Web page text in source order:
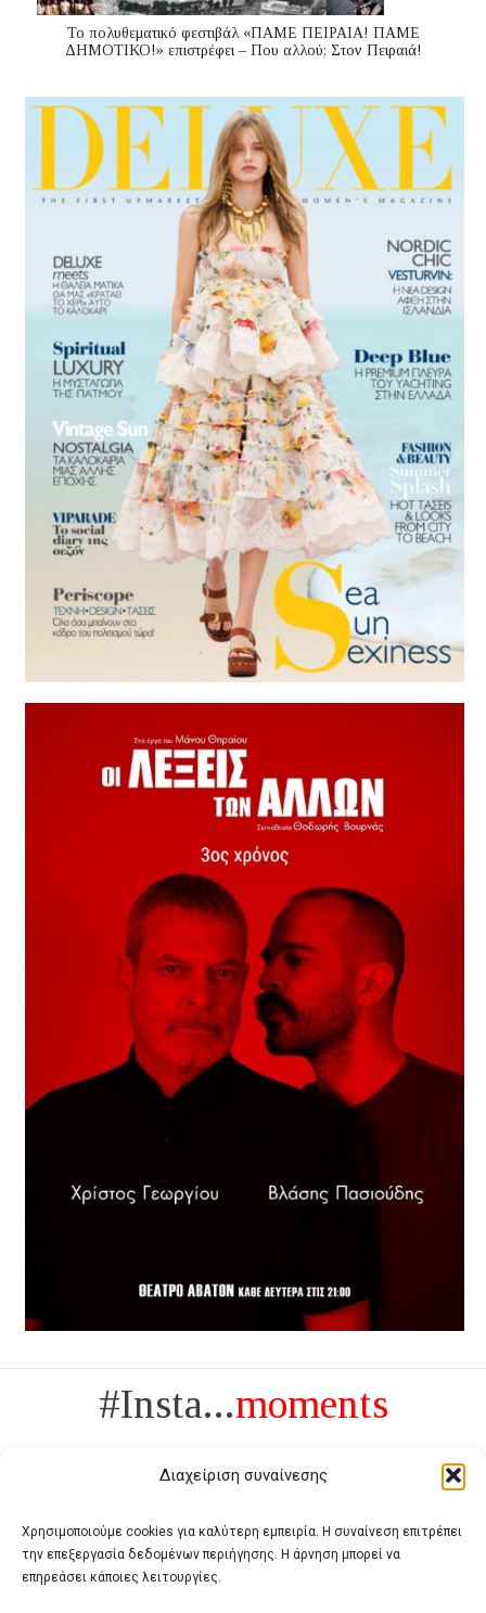
Διαχείριση συναίνεσης
Χρησιμοποιούμε cookies για καλύτερη εμπειρία. Η συναίνεση επιτρέπει
την επεξεργασία δεδομένων περιήγησης. Η άρνηση μπορεί να
επηρεάσει κάποιες λειτουργίες.
Το πολυθεματικό φεστιβάλ «ΠΑΜΕ ΠΕΙΡΑΙΑ! ΠΑΜΕ
ΔΗΜΟΤΙΚΟ!» επιστρέφει – Που αλλού; Στον Πειραιά!
#Insta...moments
Πολυτέλεια δεν είναι το αντίθετο της ανέχειας, είναι το αντίθετο της